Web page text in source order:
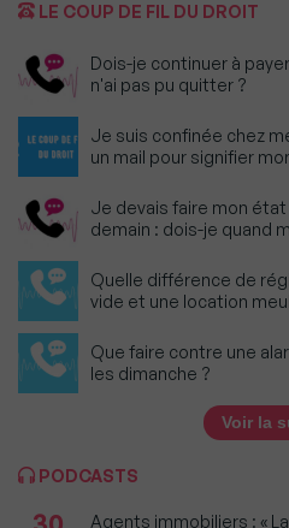
LE COUP DE FIL DU DROIT
Dois-je continuer à
n'ai pas pu quitter ?
Je suis confinée chez
un mail pour signifier
Je devais faire mon
demain : dois-je quand
Quelle différence de
vide et une location
Que faire contre une
les dimanche ?
Voir la
PODCASTS
Agents immobiliers : «